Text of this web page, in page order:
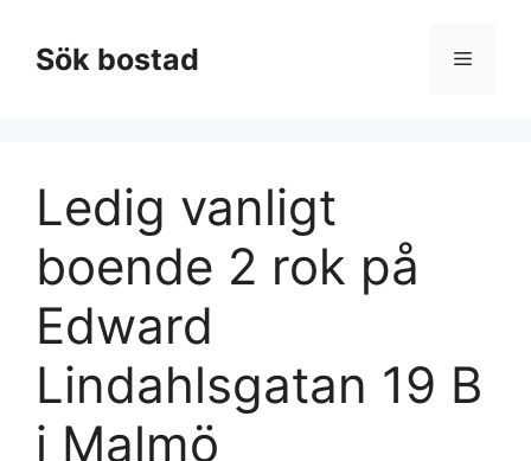
innehållSök bostad Meny
Ledig vanligt
boende 2 rok på
Edward
Lindahlsgatan 19 B
i Malmö